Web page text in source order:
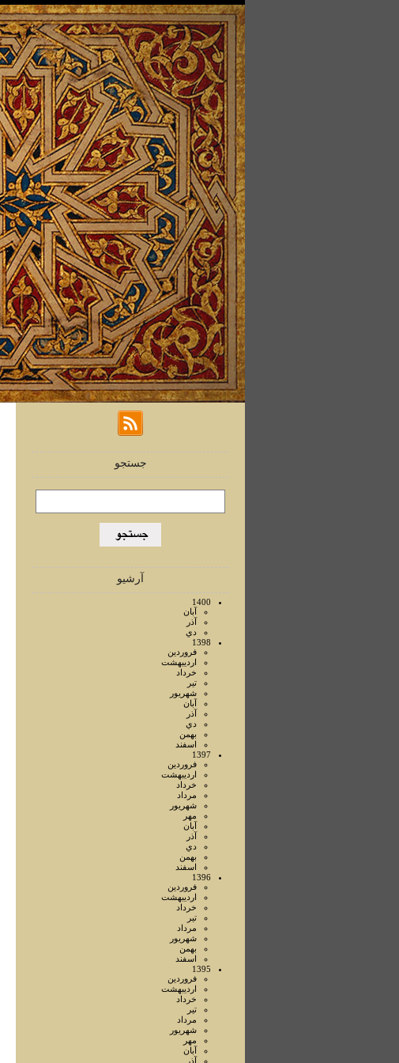
جستجو
آرشیو
1400
آبان
آذر
دي
1398
فروردين
ارديبهشت
خرداد
تير
شهريور
آبان
آذر
دي
بهمن
اسفند
1397
فروردين
ارديبهشت
خرداد
مرداد
شهريور
مهر
آبان
آذر
دي
بهمن
اسفند
1396
فروردين
ارديبهشت
خرداد
تير
مرداد
شهريور
بهمن
اسفند
1395
فروردين
ارديبهشت
خرداد
تير
مرداد
شهريور
مهر
آبان
آذر